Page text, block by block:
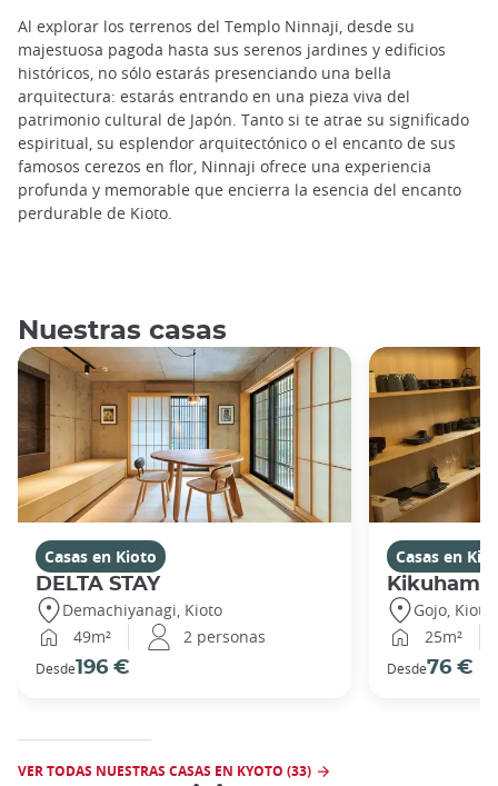
Al explorar los terrenos del Templo Ninnaji, desde su
majestuosa pagoda hasta sus serenos jardines y edificios
históricos, no sólo estarás presenciando una bella
arquitectura: estarás entrando en una pieza viva del
patrimonio cultural de Japón. Tanto si te atrae su significado
espiritual, su esplendor arquitectónico o el encanto de sus
famosos cerezos en flor, Ninnaji ofrece una experiencia
profunda y memorable que encierra la esencia del encanto
perdurable de Kioto.
Nuestras casas
Casas en Kioto
DELTA STAY
Demachiyanagi, Kioto
49m²
2 personas
Desde196 €
Casas en
Kikuhama
Gojo, Kioto
25m²
Desde76 €
VER TODAS NUESTRAS CASAS EN KYOTO (33)